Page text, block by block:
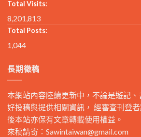
Total Visits:
8,201,813
Total Posts:
1,044
長期徵稿
本網站內容陸續更新中，不論是遊記
好投稿與提供相關資訊， 經審查刊登
後本站亦保有文章轉載使用權益。
來稿請寄： Sawintaiwan@gmail.com